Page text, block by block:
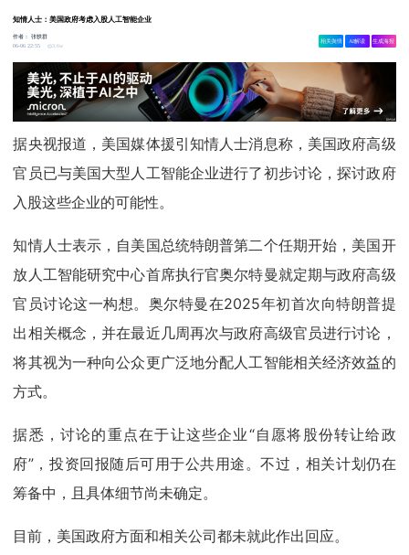
知情人士：美国政府考虑入股人工智能企业
作者：张轶群
06-06 22:55
3.6w
相关舆情 AI解读 生成海报
据央视报道，美国媒体援引知情人士消息称，美国政府高级
官员已与美国大型人工智能企业进行了初步讨论，探讨政府
入股这些企业的可能性。
知情人士表示，自美国总统特朗普第二个任期开始，美国开
放人工智能研究中心首席执行官奥尔特曼就定期与政府高级
官员讨论这一构想。奥尔特曼在2025年初首次向特朗普提
出相关概念，并在最近几周再次与政府高级官员进行讨论，
将其视为一种向公众更广泛地分配人工智能相关经济效益的
方式。
据悉，讨论的重点在于让这些企业“自愿将股份转让给政
府”，投资回报随后可用于公共用途。不过，相关计划仍在
筹备中，且具体细节尚未确定。
目前，美国政府方面和相关公司都未就此作出回应。